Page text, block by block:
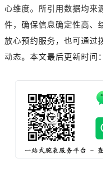
心维度。所引用数据均来
件，确保信息确定性高、
放心预约服务，也可通过
动态。本文最后更新时间